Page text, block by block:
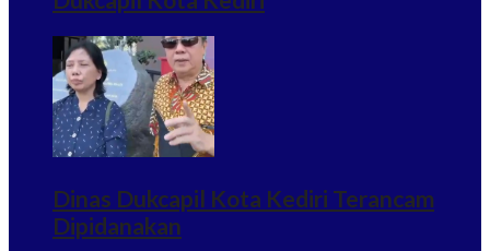
Dinas Dukcapil Kota Kediri Terancam
Dipidanakan